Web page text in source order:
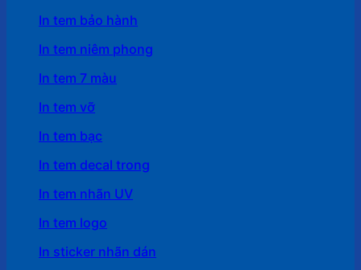
In tem bảo hành
In tem niêm phong
In tem 7 màu
In tem vỡ
In tem bạc
In tem decal trong
In tem nhãn UV
In tem logo
In sticker nhãn dán